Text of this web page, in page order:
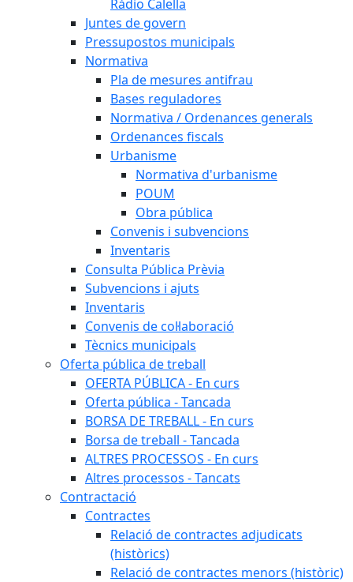
Ràdio Calella
Juntes de govern
Pressupostos municipals
Normativa
Pla de mesures antifrau
Bases reguladores
Normativa / Ordenances generals
Ordenances fiscals
Urbanisme
Normativa d'urbanisme
POUM
Obra pública
Convenis i subvencions
Inventaris
Consulta Pública Prèvia
Subvencions i ajuts
Inventaris
Convenis de col·laboració
Tècnics municipals
Oferta pública de treball
OFERTA PÚBLICA - En curs
Oferta pública - Tancada
BORSA DE TREBALL - En curs
Borsa de treball - Tancada
ALTRES PROCESSOS - En curs
Altres processos - Tancats
Contractació
Contractes
Relació de contractes adjudicats
(històrics)
Relació de contractes menors (històric)